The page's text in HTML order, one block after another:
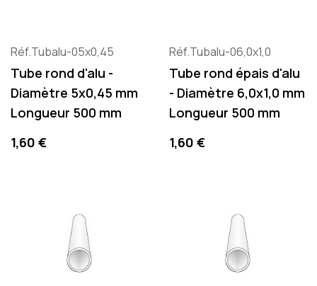
Réf.Tubalu-05x0,45
Tube rond d'alu -
Diamètre 5x0,45 mm
Longueur 500 mm
Precio
1,60 €
Réf.Tubalu-06,0x1,0
Tube rond épais d'alu
- Diamètre 6,0x1,0 mm
Longueur 500 mm
Precio
1,60 €